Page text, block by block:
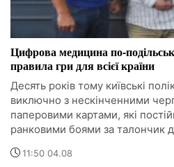
Цифрова медицина по-
правила гри для всієї країни
Десять років тому київські
виключно з нескінченними
паперовими картами, які
ранковими боями за талончик
11:50 04.08